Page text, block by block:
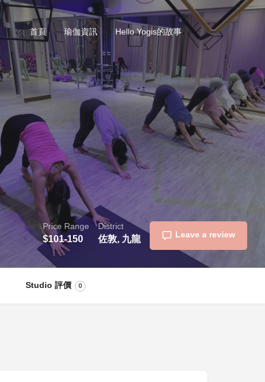
首頁 瑜伽資訊 Hello Yogis的故事
Price Range
$101-150
District
佐敦, 九龍 Leave a review
Studio 評價 0